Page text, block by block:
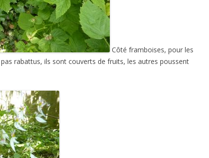
Côté framboises, pour les
rabattus, ils sont couverts de fruits, les autres poussent